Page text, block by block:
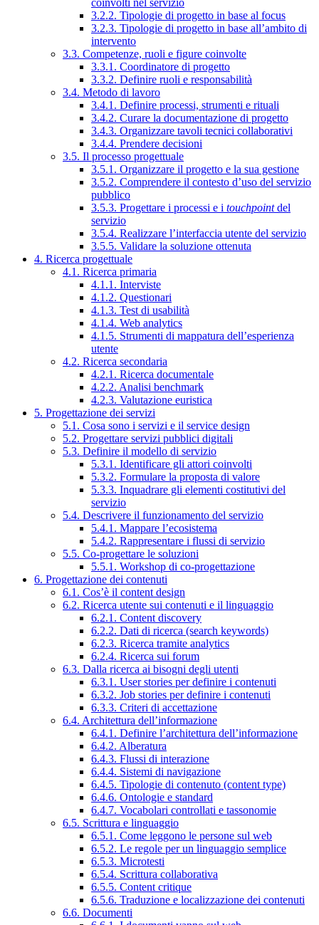
coinvolti nel servizio
3.2.2. Tipologie di progetto in base al focus
3.2.3. Tipologie di progetto in base all’ambito di
intervento
3.3. Competenze, ruoli e figure coinvolte
3.3.1. Coordinatore di progetto
3.3.2. Definire ruoli e responsabilità
3.4. Metodo di lavoro
3.4.1. Definire processi, strumenti e rituali
3.4.2. Curare la documentazione di progetto
3.4.3. Organizzare tavoli tecnici collaborativi
3.4.4. Prendere decisioni
3.5. Il processo progettuale
3.5.1. Organizzare il progetto e la sua gestione
3.5.2. Comprendere il contesto d’uso del servizio
pubblico
3.5.3. Progettare i processi e i touchpointdel
servizio
3.5.4. Realizzare l’interfaccia utente del servizio
3.5.5. Validare la soluzione ottenuta
4. Ricerca progettuale
4.1. Ricerca primaria
4.1.1. Interviste
4.1.2. Questionari
4.1.3. Test di usabilità
4.1.4. Web analytics
4.1.5. Strumenti di mappatura dell’esperienza
utente
4.2. Ricerca secondaria
4.2.1. Ricerca documentale
4.2.2. Analisi benchmark
4.2.3. Valutazione euristica
5. Progettazione dei servizi
5.1. Cosa sono i servizi e il service design
5.2. Progettare servizi pubblici digitali
5.3. Definire il modello di servizio
5.3.1. Identificare gli attori coinvolti
5.3.2. Formulare la proposta di valore
5.3.3. Inquadrare gli elementi costitutivi del
servizio
5.4. Descrivere il funzionamento del servizio
5.4.1. Mappare l’ecosistema
5.4.2. Rappresentare i flussi di servizio
5.5. Co-progettare le soluzioni
5.5.1. Workshop di co-progettazione
6. Progettazione dei contenuti
6.1. Cos’è il content design
6.2. Ricerca utente sui contenuti e il linguaggio
6.2.1. Content discovery
6.2.2. Dati di ricerca (search keywords)
6.2.3. Ricerca tramite analytics
6.2.4. Ricerca sui forum
6.3. Dalla ricerca ai bisogni degli utenti
6.3.1. User stories per definire i contenuti
6.3.2. Job stories per definire i contenuti
6.3.3. Criteri di accettazione
6.4. Architettura dell’informazione
6.4.1. Definire l’architettura dell’informazione
6.4.2. Alberatura
6.4.3. Flussi di interazione
6.4.4. Sistemi di navigazione
6.4.5. Tipologie di contenuto (content type)
6.4.6. Ontologie e standard
6.4.7. Vocabolari controllati e tassonomie
6.5. Scrittura e linguaggio
6.5.1. Come leggono le persone sul web
6.5.2. Le regole per un linguaggio semplice
6.5.3. Microtesti
6.5.4. Scrittura collaborativa
6.5.5. Content critique
6.5.6. Traduzione e localizzazione dei contenuti
6.6. Documenti